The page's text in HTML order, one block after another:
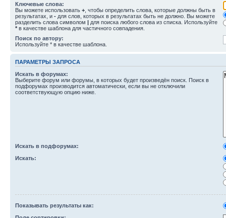
Ключевые слова:
Вы можете использовать + , чтобы определить слова, которые должны быть в
результатах, и - для слов, которых в результатах быть не должно. Вы можете
разделить слова символом | для поиска любого слова из списка. Используйте
* в качестве шаблона для частичного совпадения.
Поиск по автору:
Используйте * в качестве шаблона.
ПАРАМЕТРЫ ЗАПРОСА
Искать в форумах:
Выберите форум или форумы, в которых будет произведён поиск. Поиск в
подфорумах производится автоматически, если вы не отключили
соответствующую опцию ниже.
Искать в подфорумах:
Искать:
Показывать результаты как: